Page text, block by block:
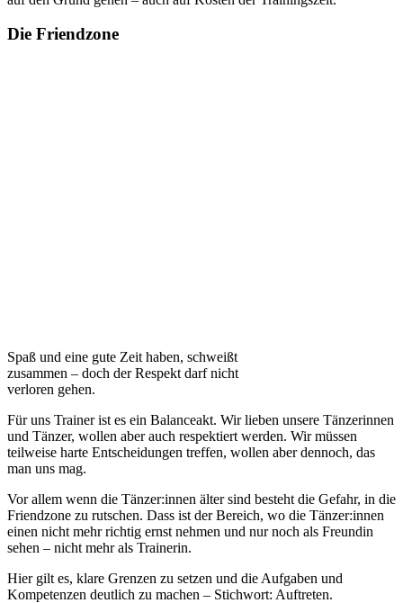
Die Friendzone
Spaß und eine gute Zeit haben, schweißt
zusammen – doch der Respekt darf nicht
verloren gehen.
Für uns Trainer ist es ein Balanceakt. Wir lieben unsere Tänzerinnen
und Tänzer, wollen aber auch respektiert werden. Wir müssen
teilweise harte Entscheidungen treffen, wollen aber dennoch, das
man uns mag.
Vor allem wenn die Tänzer:innen älter sind besteht die Gefahr, in die
Friendzone zu rutschen. Dass ist der Bereich, wo die Tänzer:innen
einen nicht mehr richtig ernst nehmen und nur noch als Freundin
sehen – nicht mehr als Trainerin.
Hier gilt es, klare Grenzen zu setzen und die Aufgaben und
Kompetenzen deutlich zu machen – Stichwort: Auftreten.